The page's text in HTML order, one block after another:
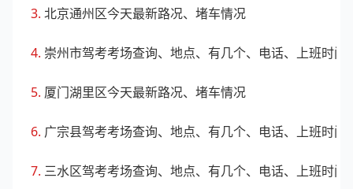
北京通州区今天最新路况、堵车情况
崇州市驾考考场查询、地点、有几个、电话、上班时间
厦门湖里区今天最新路况、堵车情况
广宗县驾考考场查询、地点、有几个、电话、上班时间
三水区驾考考场查询、地点、有几个、电话、上班时间